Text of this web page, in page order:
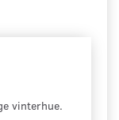
vinterhue.